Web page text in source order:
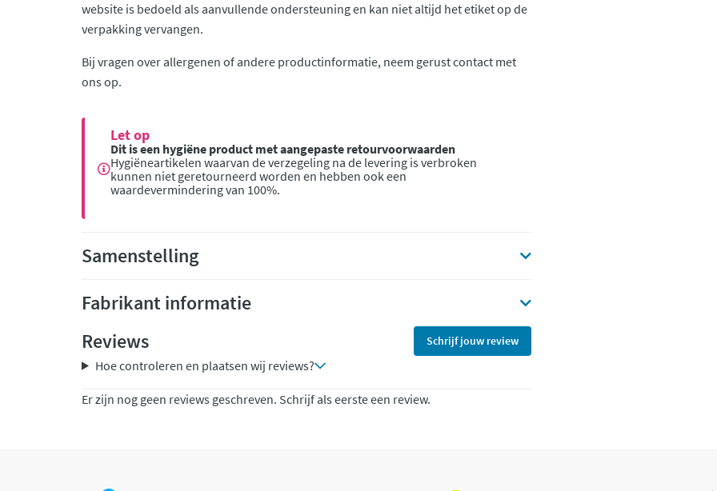
website is bedoeld als aanvullende ondersteuning en kan niet altijd het etiket op de
verpakking vervangen.
Bij vragen over allergenen of andere productinformatie, neem gerust contact met
ons op.
Let op
Dit is een hygiëne product met aangepaste retourvoorwaarden
Hygiëneartikelen waarvan de verzegeling na de levering is verbroken
kunnen niet geretourneerd worden en hebben ook een
waardevermindering van 100%.
Samenstelling
Fabrikant informatie
Reviews
Schrijf jouw review
Hoe controleren en plaatsen wij reviews?
Er zijn nog geen reviews geschreven. Schrijf als eerste een review.